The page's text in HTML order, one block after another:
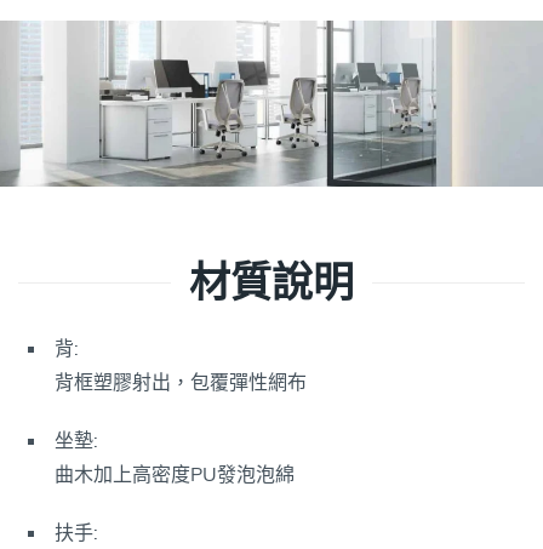
材質說明
背:
背框塑膠射出，包覆彈性網布
坐墊:
曲木加上高密度PU發泡泡綿
扶手: